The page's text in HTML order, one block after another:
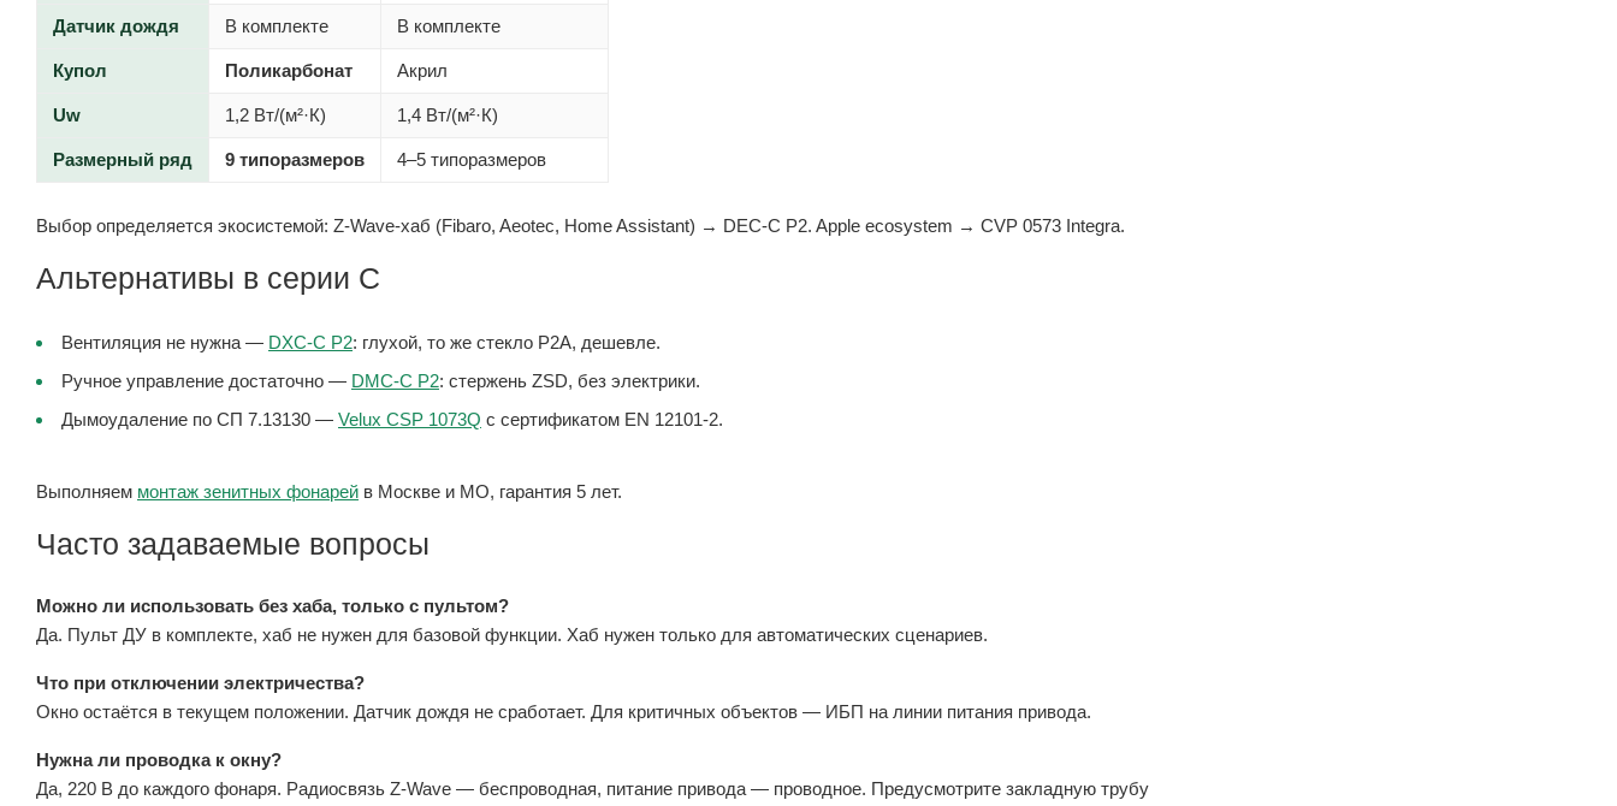
Датчик дождя В комплекте В комплекте
Купол Поликарбонат Акрил
Uw 1,2 Вт/(м²·К) 1,4 Вт/(м²·К)
Размерный ряд 9 типоразмеров 4–5 типоразмеров
Выбор определяется экосистемой: Z-Wave-хаб (Fibaro, Aeotec, Home Assistant) → DEC-C P2. Apple ecosystem → CVP 0573 Integra.
Альтернативы в серии C
Вентиляция не нужна — DXC-C P2: глухой, то же стекло P2A, дешевле.
Ручное управление достаточно — DMC-C P2: стержень ZSD, без электрики.
Дымоудаление по СП 7.13130 — Velux CSP 1073Q с сертификатом EN 12101-2.
Выполняем монтаж зенитных фонарей в Москве и МО, гарантия 5 лет.
Часто задаваемые вопросы
Можно ли использовать без хаба, только с пультом?
Да. Пульт ДУ в комплекте, хаб не нужен для базовой функции. Хаб нужен только для автоматических сценариев.
Что при отключении электричества?
Окно остаётся в текущем положении. Датчик дождя не сработает. Для критичных объектов — ИБП на линии питания привода.
Нужна ли проводка к окну?
Да, 220 В до каждого фонаря. Радиосвязь Z-Wave — беспроводная, питание привода — проводное. Предусмотрите закладную трубу